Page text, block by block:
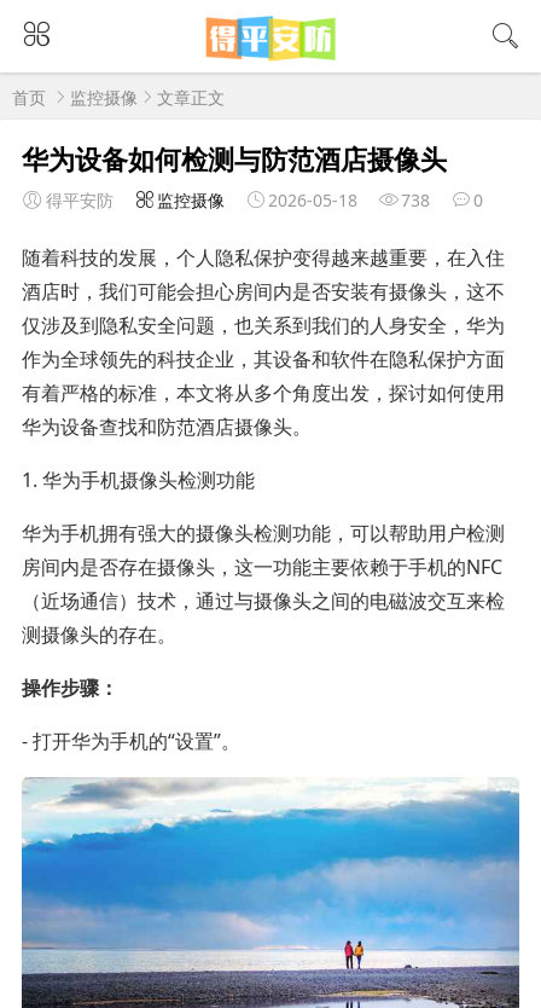
首页 监控摄像 文章正文
华为设备如何检测与防范酒店摄像头
得平安防 监控摄像 2026-05-18 738 0
随着科技的发展，个人隐私保护变得越来越重要，在入住
酒店时，我们可能会担心房间内是否安装有摄像头，这不
仅涉及到隐私安全问题，也关系到我们的人身安全，华为
作为全球领先的科技企业，其设备和软件在隐私保护方面
有着严格的标准，本文将从多个角度出发，探讨如何使用
华为设备查找和防范酒店摄像头。
1. 华为手机摄像头检测功能
华为手机拥有强大的摄像头检测功能，可以帮助用户检测
房间内是否存在摄像头，这一功能主要依赖于手机的NFC
（近场通信）技术，通过与摄像头之间的电磁波交互来检
测摄像头的存在。
操作步骤：
- 打开华为手机的“设置”。